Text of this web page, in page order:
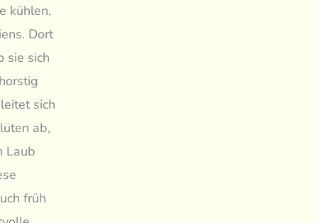
kühlen,
Dort
sie sich
sich
ab,
Laub
früh